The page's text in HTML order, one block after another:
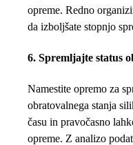
opreme. Redno
da izboljšate stopnjo
6. Spremljajte status
Namestite opremo za
obratovalnega stanja
času in pravočasno
opreme. Z analizo